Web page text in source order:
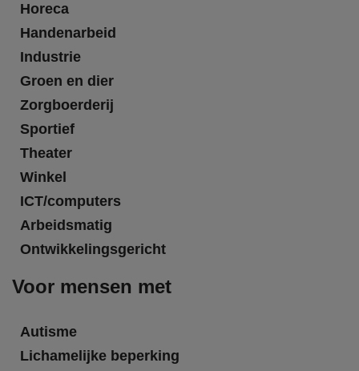
Horeca
Handenarbeid
Industrie
Groen en dier
Zorgboerderij
Sportief
Theater
Winkel
ICT/computers
Arbeidsmatig
Ontwikkelingsgericht
Voor mensen met
Autisme
Lichamelijke beperking